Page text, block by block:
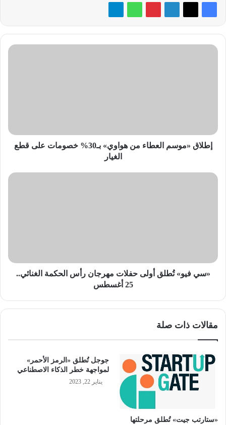
إطلاق
قطع
الغيار
إطلاق «موسم العطاء من هواوي» بـ30% خصومات على قطع
الغيار
«سي
الغنائي..
«سي فيو» تُطلق أولى حفلات مهرجان رأس الحكمة الغنائي..
25 أغسطس
مقالات ذات صلة
«ستارتب جيت» تُطلق مرحلتها
جوجل تُطلق «الرمز الأحمر»
لمواجهة خطر الذكاء الاصطناعي
يناير 22, 2023